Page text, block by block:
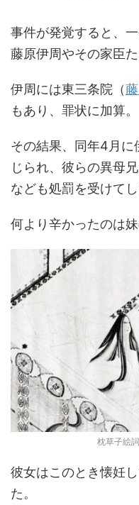
事件が発覚すると、
藤原伊周やその家臣
伊周には東三条院（
もあり、罪状に加算。
その結果、同年4月に
じられ、彼らの異母
なども処罰を受けてし
何より辛かったのは
枕草子絵
彼女はこのとき懐妊
た。